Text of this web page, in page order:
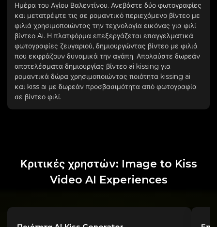
Ημέρα του Αγίου Βαλεντίνου. Ανεβάστε δύο φωτογραφίες
και μετατρέψτε τις σε ρομαντικό περιεχόμενο βίντεο με
φιλιά χρησιμοποιώντας την τεχνολογία εικόνας για φιλί
βίντεο Ai. Η πλατφόρμα επεξεργάζεται επαγγελματικά
φωτογραφίες ζευγαριού, δημιουργώντας βίντεο με φιλιά
που εκφράζουν δυναμικά την αγάπη. Απολαύστε δωρεάν
αποτελέσματα δημιουργίας βίντεο ai kissing για
ρομαντικά δώρα χρησιμοποιώντας ποιότητα kissing ai
και kiss ai με δωρεάν προσβασιμότητα από φωτογραφία
σε βίντεο φιλί.
Κριτικές χρηστών: Image to Kiss
Video AI Experiences